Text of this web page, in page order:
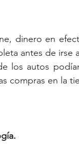
dinero en
antes de irse
los autos
compras en la